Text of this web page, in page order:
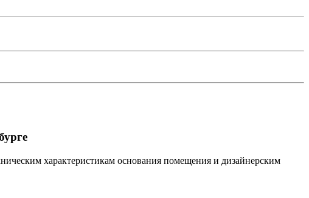
характеристикам основания помещения и дизайнерским